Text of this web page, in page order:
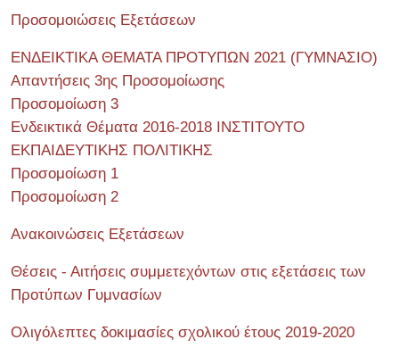
Προσομοιώσεις Εξετάσεων
ΕΝΔΕΙΚΤΙΚΑ ΘΕΜΑΤΑ ΠΡΟΤΥΠΩΝ 2021 (ΓΥΜΝΑΣΙΟ)
Απαντήσεις 3ης Προσομοίωσης
Προσομοίωση 3
Ενδεικτικά Θέματα 2016-2018 ΙΝΣΤΙΤΟΥΤΟ
ΕΚΠΑΙΔΕΥΤΙΚΗΣ ΠΟΛΙΤΙΚΗΣ
Προσομοίωση 1
Προσομοίωση 2
Ανακοινώσεις Εξετάσεων
Θέσεις - Αιτήσεις συμμετεχόντων στις εξετάσεις των
Προτύπων Γυμνασίων
Ολιγόλεπτες δοκιμασίες σχολικού έτους 2019-2020